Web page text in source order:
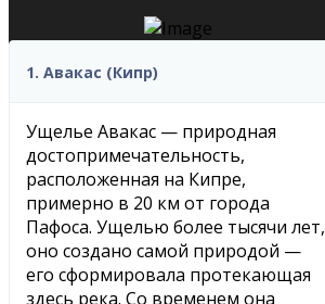
1. Авакас (Кипр)
Ущелье Авакас — природная
достопримечательность,
расположенная на Кипре,
примерно в 20 км от города
Пафоса. Ущелью более тысячи лет,
оно создано самой природой —
его сформировала протекающая
здесь река. Со временем она